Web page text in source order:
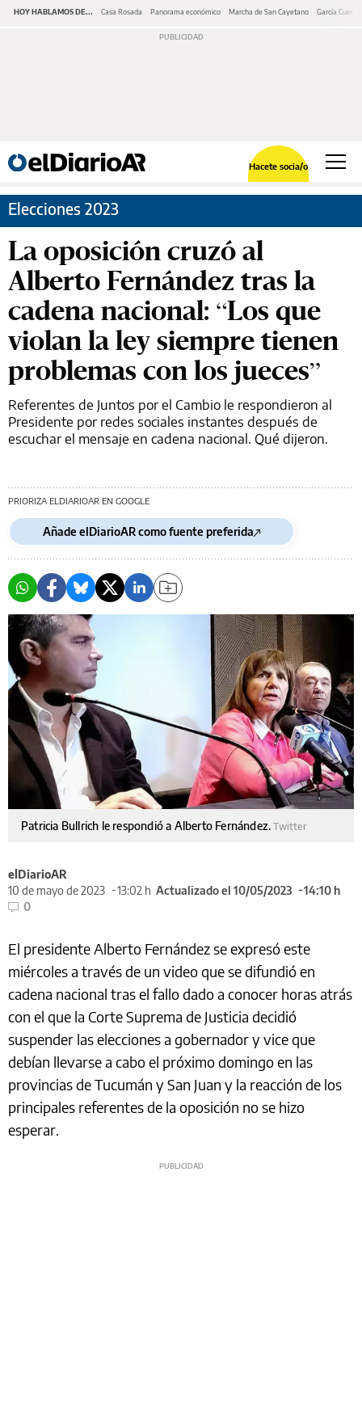
HOY HABLAMOS DE... Casa Rosada Panorama económico Marcha de San Cayetano García Cuerva
Hacete socia/o
Elecciones 2023
La oposición cruzó al
Alberto Fernández tras la
cadena nacional: “Los que
violan la ley siempre tienen
problemas con los jueces”
Referentes de Juntos por el Cambio le respondieron al
Presidente por redes sociales instantes después de
escuchar el mensaje en cadena nacional. Qué dijeron.
PRIORIZA ELDIARIOAR EN GOOGLE
Añade elDiarioAR como fuente preferida
Patricia Bullrich le respondió a Alberto Fernández.Twitter
elDiarioAR
10 de mayo de 2023
13:02 h Actualizado el 10/05/2023
14:10 h
0
El presidente Alberto Fernández se expresó este
miércoles a través de un video que se difundió en
cadena nacional tras el fallo dado a conocer horas atrás
con el que la Corte Suprema de Justicia decidió
suspender las elecciones a gobernador y vice que
debían llevarse a cabo el próximo domingo en las
provincias de Tucumán y San Juan y la reacción de los
principales referentes de la oposición no se hizo
esperar.